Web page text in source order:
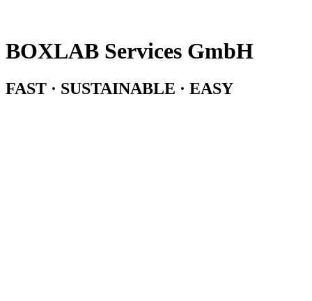
BOXLAB Services GmbH
FAST · SUSTAINABLE · EASY